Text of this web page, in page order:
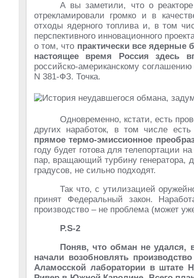
А вы заметили, что о
отрекламировали громко и в
отходы ядерного топлива и, в том
перспективного инновационного
о том, что практически все ядерные
настоящее время Россия здесь
российско-американскому
N 381-ФЗ. Точка.
Одновременно, кстати, есть
других наработок, в том числе
прямое термо-эмиссионное
году будет готова для телепортации
пар, вращающий турбину генератора,
градусов, не сильно подходят.
Так что, с утилизацией
принят Федеральный закон.
производство – не проблема (может
P.S-2
Поняв, что обман не удался,
начали возобновлять
Аламосской лаборатории в штате